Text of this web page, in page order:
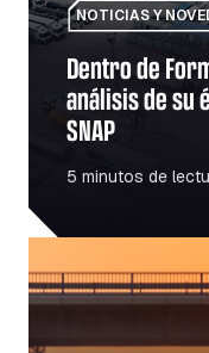
NOTICIAS Y
Dentro de
análisis de su
SNAP
5 minutos de
Cómo está